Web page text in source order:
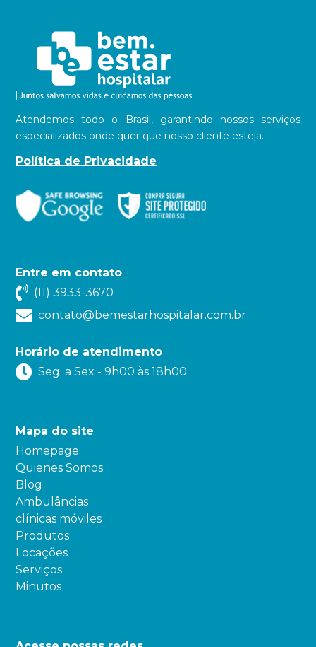
Atendemos todo o Brasil, garantindo nossos serviços
especializados onde quer que nosso cliente esteja.
Política de Privacidade
Entre em contato
(11) 3933-3670
contato@bemestarhospitalar.com.br
Horário de atendimento
Seg. a Sex - 9h00 às 18h00
Mapa do site
Homepage
Quienes Somos
Blog
Ambulâncias
clínicas móviles
Produtos
Locações
Serviços
Minutos